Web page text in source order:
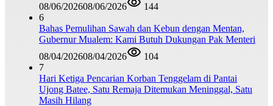
08/06/202608/06/2026
144
6
Bahas Pemulihan Sawah dan Kebun dengan Mentan,
Gubernur Mualem: Kami Butuh Dukungan Pak Menteri
08/04/202608/04/2026
104
7
Hari Ketiga Pencarian Korban Tenggelam di Pantai
Ujong Batee, Satu Remaja Ditemukan Meninggal, Satu
Masih Hilang